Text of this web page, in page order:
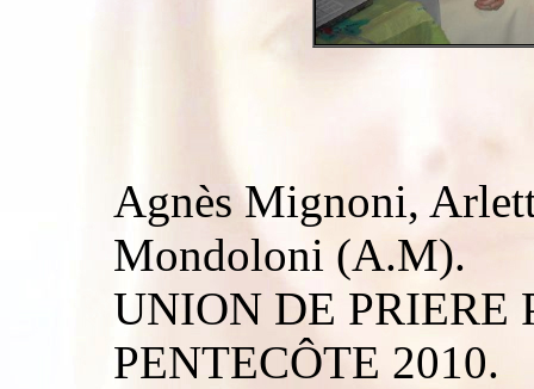
Agnès Mignoni,
Mondoloni (A.M).
UNION DE PRIERE
PENTECÔTE 2010.